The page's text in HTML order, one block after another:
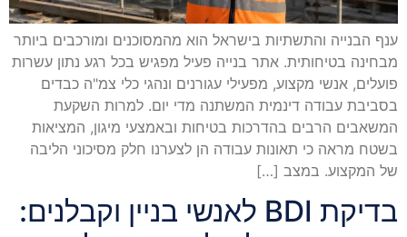
ענף הבנייה והתשתיות בישראל הוא מהמסוכנים ומורכבים ביותר
מבחינה בטיחותית. אתר בנייה פעיל מפגיש בכל רגע נתון עשרות
פועלים, אנשי מקצוע, מפעילי עגורנים ונהגי כלי צמ"ה כבדים
בסביבת עבודה דינמית המשתנה מדי יום. למרות השקעת
המשאבים הרבים בהדרכות בטיחות ובאמצעי מיגון, המציאות
בשטח מראה כי תאונות עבודה הן לצערנו חלק מסיכוני הליבה
של המקצוע. במצב […]
בדיקת BDI לאנשי בניין וקבלנים: